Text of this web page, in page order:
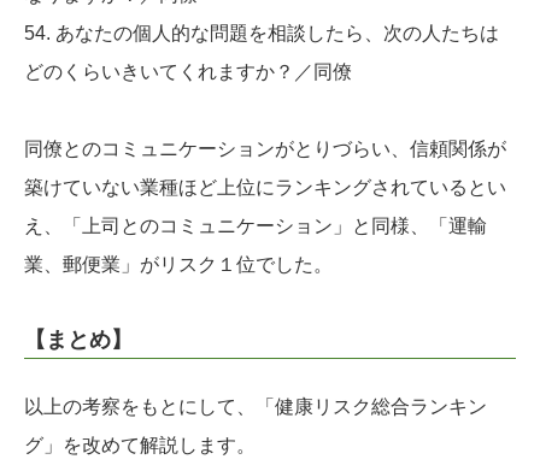
54. あなたの個人的な問題を相談したら、次の人たちは
どのくらいきいてくれますか？／同僚
同僚とのコミュニケーションがとりづらい、信頼関係が
築けていない業種ほど上位にランキングされているとい
え、「上司とのコミュニケーション」と同様、「運輸
業、郵便業」がリスク１位でした。
【まとめ】
以上の考察をもとにして、「健康リスク総合ランキン
グ」を改めて解説します。